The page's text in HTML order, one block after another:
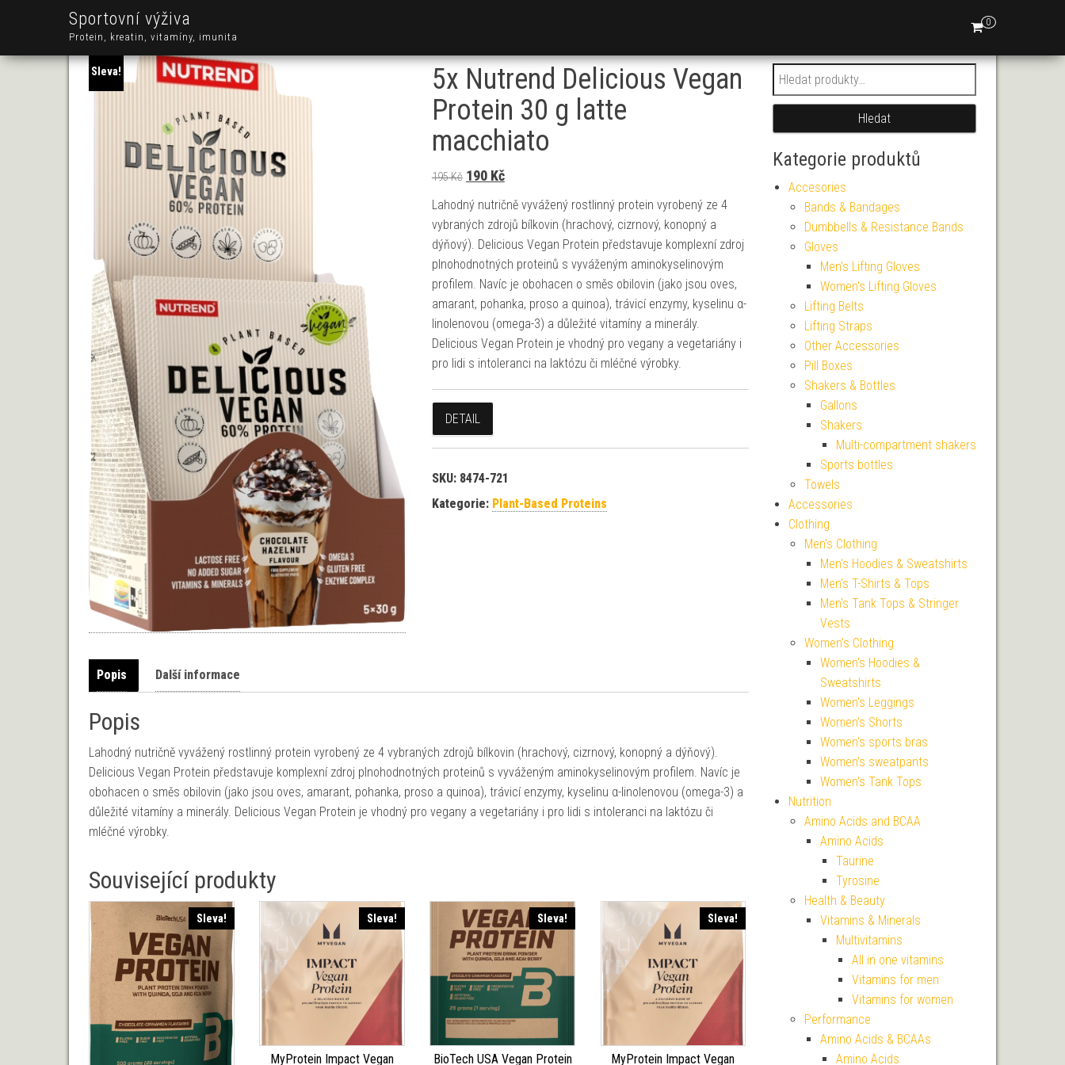
Sportovní výživa
Protein, kreatin, vitamíny, imunita
0
Sleva!
5x Nutrend Delicious Vegan
Protein 30 g latte
macchiato
195Kč Původní cena byla: 195 Kč.
190 KčAktuální cena je: 190 Kč.
Lahodný nutričně vyvážený rostlinný protein vyrobený ze 4
vybraných zdrojů bílkovin (hrachový, cizrnový, konopný a
dýňový). Delicious Vegan Protein představuje komplexní zdroj
plnohodnotných proteinů s vyváženým aminokyselinovým
profilem. Navíc je obohacen o směs obilovin (jako jsou oves,
amarant, pohanka, proso a quinoa), trávicí enzymy, kyselinu α-
linolenovou (omega-3) a důležité vitamíny a minerály.
Delicious Vegan Protein je vhodný pro vegany a vegetariány i
pro lidi s intoleranci na laktózu či mléčné výrobky.
DETAIL
SKU: 8474-721
Kategorie: Plant-Based Proteins
Popis Další informace
Popis
Lahodný nutričně vyvážený rostlinný protein vyrobený ze 4 vybraných zdrojů bílkovin (hrachový, cizrnový, konopný a dýňový).
Delicious Vegan Protein představuje komplexní zdroj plnohodnotných proteinů s vyváženým aminokyselinovým profilem. Navíc je
obohacen o směs obilovin (jako jsou oves, amarant, pohanka, proso a quinoa), trávicí enzymy, kyselinu α-linolenovou (omega-3) a
důležité vitamíny a minerály. Delicious Vegan Protein je vhodný pro vegany a vegetariány i pro lidi s intoleranci na laktózu či
mléčné výrobky.
Související produkty
Sleva! Sleva!
MyProtein Impact Vegan
Sleva!
BioTech USA Vegan Protein
Sleva!
MyProtein Impact Vegan
Hledat:
Hledat
Kategorie produktů
Accesories
Bands & Bandages
Dumbbells & Resistance Bands
Gloves
Men's Lifting Gloves
Women's Lifting Gloves
Lifting Belts
Lifting Straps
Other Accessories
Pill Boxes
Shakers & Bottles
Gallons
Shakers
Multi-compartment shakers
Sports bottles
Towels
Accessories
Clothing
Men's Clothing
Men's Hoodies & Sweatshirts
Men's T-Shirts & Tops
Men's Tank Tops & Stringer
Vests
Women's Clothing
Women's Hoodies &
Sweatshirts
Women's Leggings
Women's Shorts
Women's sports bras
Women's sweatpants
Women's Tank Tops
Nutrition
Amino Acids and BCAA
Amino Acids
Taurine
Tyrosine
Health & Beauty
Vitamins & Minerals
Multivitamins
All in one vitamins
Vitamins for men
Vitamins for women
Performance
Amino Acids & BCAAs
Amino Acids